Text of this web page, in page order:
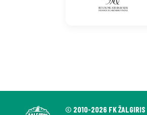
© 2010-2026 FK ŽALGIRIS